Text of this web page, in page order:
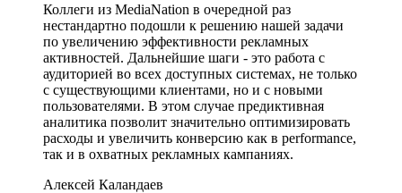
Коллеги из MediaNation в очередной раз
нестандартно подошли к решению нашей задачи
по увеличению эффективности рекламных
активностей. Дальнейшие шаги - это работа с
аудиторией во всех доступных системах, не только
с существующими клиентами, но и с новыми
пользователями. В этом случае предиктивная
аналитика позволит значительно оптимизировать
расходы и увеличить конверсию как в performance,
так и в охватных рекламных кампаниях.
Алексей Каландаев